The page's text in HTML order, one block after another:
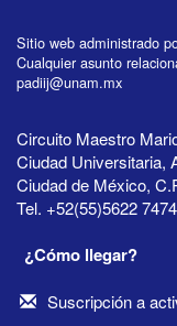
Sitio web administrado
Cualquier asunto
padiij@unam.mx
Circuito Maestro
Ciudad Universitaria,
Ciudad de México,
Tel. +52(55)5622 7474
¿Cómo llegar?
Suscripción a